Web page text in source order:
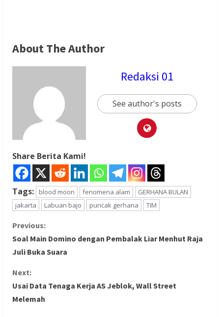
About The Author
Redaksi 01
See author's posts
Share Berita Kami!
Tags: blood moon fenomena alam
GERHANA BULAN
jakarta
Labuan bajo puncak gerhana TIM
C
o
n
t
Previous:
Soal Main Domino dengan Pembalak Liar Menhut Raja
Juli Buka Suara
Next:
Usai Data Tenaga Kerja AS Jeblok, Wall Street
Melemah